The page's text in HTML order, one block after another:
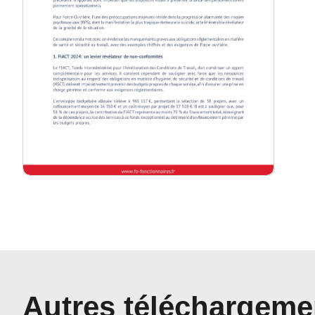
Autres